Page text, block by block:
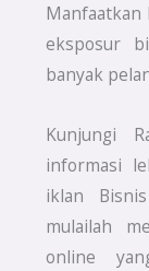
Manfaatkan
eksposur
banyak
Kunjungi
informasi
iklan
mulailah
online